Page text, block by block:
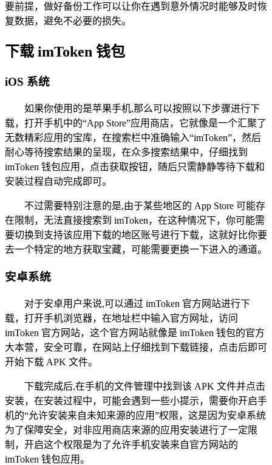
要前提，做好备份工作可以让你在遇到意外情况时能够及时恢
复数据，避免不必要的损失。
下载 imToken 钱包
iOS 系统
如果你使用的是苹果手机,那么可以按照以下步骤进行下
载，打开手机中的“App Store”应用商店，它就像是一个汇聚了
无数精彩应用的宝库，在搜索栏中准确输入“imToken”，然后
耐心等待搜索结果的呈现，在众多搜索结果中，仔细找到
imToken 钱包应用，点击获取按钮，随后只需静静等待下载和
安装过程自动完成即可。
不过需要特别注意的是,由于某些地区的 App Store 可能存
在限制，无法直接搜索到 imToken，在这种情况下，你可能需
要切换到支持该应用下载的地区账号进行下载，这就好比你要
去一个特定的地方获取宝藏，可能需要更换一下进入的通道。
安卓系统
对于安卓用户来说,可以通过 imToken 官方网站进行下
载，打开手机浏览器，在地址栏中输入官方网址，访问
imToken 官方网站，这个官方网站就像是 imToken 钱包的官方
大本营，安全可靠，在网站上仔细找到下载链接，点击后即可
开始下载 APK 文件。
下载完成后,在手机的文件管理中找到该 APK 文件并点击
安装，在安装过程中，可能会遇到一些小提示，需要你开启手
机的“允许安装来自未知来源的应用”权限，这是因为安卓系统
为了保障安全，对非应用商店来源的应用安装进行了一定限
制，开启这个权限是为了允许手机安装来自官方网站的
imToken 钱包应用。